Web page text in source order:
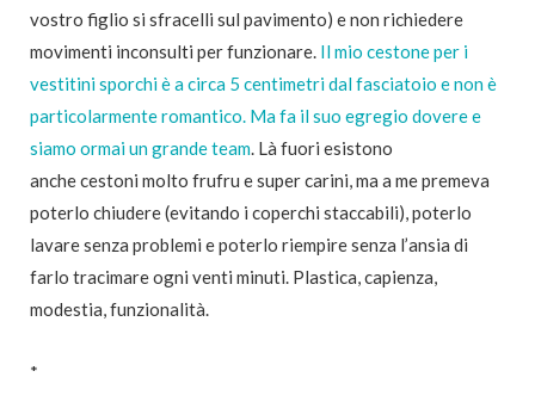
vostro figlio si sfracelli sul pavimento) e non richiedere
movimenti inconsulti per funzionare. Il mio cestone per i
vestitini sporchi è a circa 5 centimetri dal fasciatoio e non è
particolarmente romantico. Ma fa il suo egregio dovere e
siamo ormai un grande team. Là fuori esistono
anche cestoni molto frufru e super carini, ma a me premeva
poterlo chiudere (evitando i coperchi staccabili), poterlo
lavare senza problemi e poterlo riempire senza l’ansia di
farlo tracimare ogni venti minuti. Plastica, capienza,
modestia, funzionalità.
*